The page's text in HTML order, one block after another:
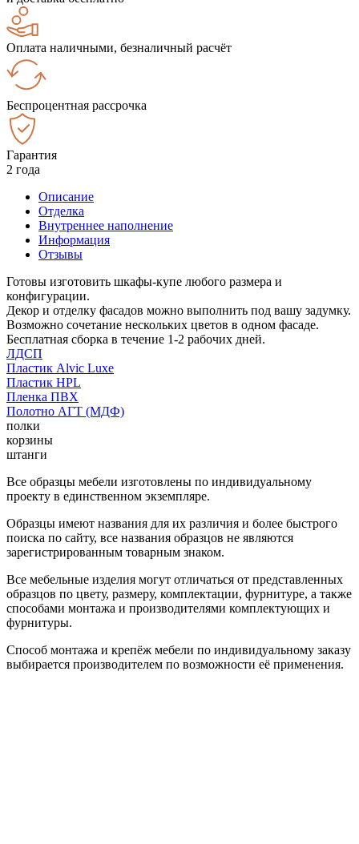
Оплата наличными, безналичный расчёт
Беспроцентная рассрочка
Гарантия
2 года
Описание
Отделка
Внутреннее наполнение
Информация
Отзывы
Готовы изготовить шкафы-купе любого размера и
конфигурации.
Декор и отделку фасадов можно выполнить под вашу задумку.
Возможно сочетание нескольких цветов в одном фасаде.
Бесплатная сборка в течение 1-2 рабочих дней.
ЛДСП
Пластик Alvic Luxe
Пластик HPL
Пленка ПВХ
Полотно АГТ (МДФ)
полки
корзины
штанги
Все образцы мебели изготовлены по индивидуальному
проекту в единственном экземпляре.
Образцы имеют названия для их различия и более быстрого
поиска по сайту, все названия образцов не являются
зарегистрированным товарным знаком.
Все мебельные изделия могут отличаться от представленных
образцов по цвету, размеру, комплектации, фурнитуре, а также
способами монтажа и производителями комплектующих и
фурнитуры.
Способ монтажа и крепёж мебели по индивидуальному заказу
выбирается производителем по возможности её применения.